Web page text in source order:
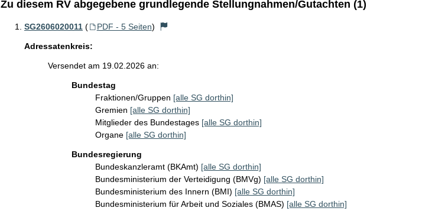
Zu diesem RV abgegebene grundlegende Stellungnahmen/Gutachten (1)
SG2606020011 ( PDF - 5 Seiten)
Adressatenkreis:
Versendet am 19.02.2026 an:
Bundestag
Fraktionen/Gruppen [alle SG dorthin]
Gremien [alle SG dorthin]
Mitglieder des Bundestages [alle SG dorthin]
Organe [alle SG dorthin]
Bundesregierung
Bundeskanzleramt (BKAmt) [alle SG dorthin]
Bundesministerium der Verteidigung (BMVg) [alle SG dorthin]
Bundesministerium des Innern (BMI) [alle SG dorthin]
Bundesministerium für Arbeit und Soziales (BMAS) [alle SG dorthin]